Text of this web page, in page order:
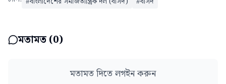
মতামত (0)
মতামত দিতে লগইন করুন